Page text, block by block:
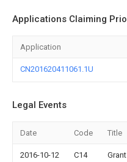
Applications Claiming
Application
CN201620411061.1U
Legal Events
Date Code Title
2016-10-12 C14